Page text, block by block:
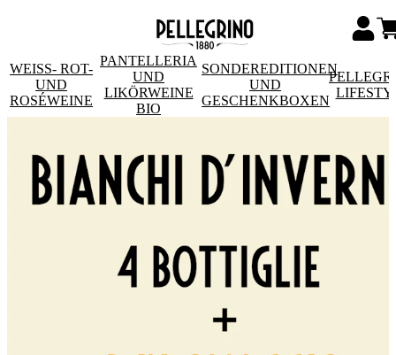
WEISS- ROT- U
ND R
OSÉWEINE
PANTELLERIA
UND
LIKÖRWEINE
BIO
SONDEREDITIONEN
UND
GESCHENKBOXEN